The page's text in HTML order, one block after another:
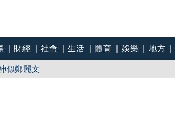
財經 社會 生活 體育 娛樂 地方
鄭麗文
連播17小時」 粉絲不捨：後期一直覺得不